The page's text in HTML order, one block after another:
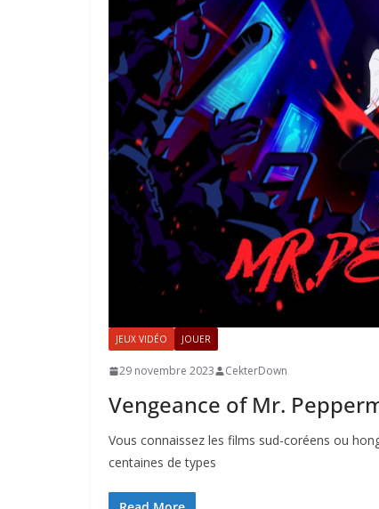
JEUX VIDÉO JOUER
29 novembre 2023 CekterDown
Vengeance of Mr.
Vous connaissez les films sud-coréens ou
centaines de types